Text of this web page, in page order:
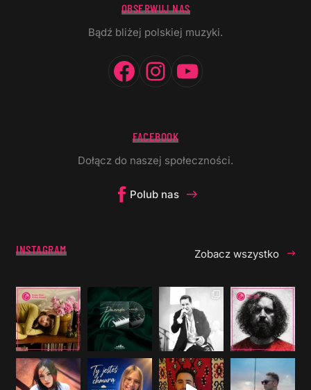
OBSERWUJ NAS
Bądź bliżej polskiej muzyki.
Facebook
Instagram
FACEBOOK
Dołącz do naszej społeczności.
Polub nas
INSTAGRAM Zobacz wszystko